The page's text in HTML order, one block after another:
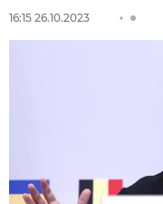
16:15 26.10.2023